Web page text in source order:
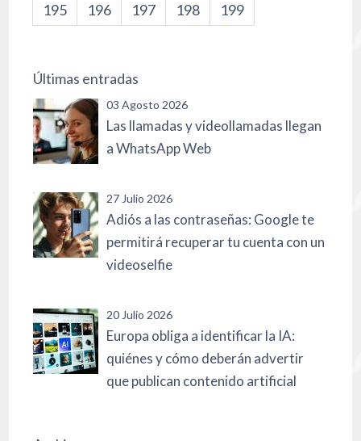
195
196 197 198 199
Últimas entradas
03 Agosto 2026
Las llamadas y videollamadas llegan
a WhatsApp Web
27 Julio 2026
Adiós a las contraseñas: Google te
permitirá recuperar tu cuenta con un
videoselfie
20 Julio 2026
Europa obliga a identificar la IA:
quiénes y cómo deberán advertir
que publican contenido artificial